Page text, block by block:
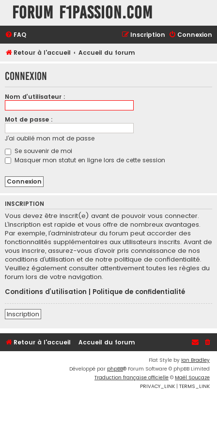
Forum F1Passion.com
FAQ Connexion
Inscription
Retour à l'accueil Accueil du forum
Connexion
Nom d’utilisateur :
Mot de passe :
J’ai oublié mon mot de passe
Se souvenir de moi
Masquer mon statut en ligne lors de cette session
INSCRIPTION
Vous devez être inscrit(e) avant de pouvoir vous connecter.
L’inscription est rapide et vous offre de nombreux avantages.
Par exemple, l’administrateur du forum peut accorder des
fonctionnalités supplémentaires aux utilisateurs inscrits. Avant de
vous inscrire, assurez-vous d’avoir pris connaissance de nos
conditions d’utilisation et de notre politique de confidentialité.
Veuillez également consulter attentivement toutes les règles du
forum lors de votre navigation.
Conditions d’utilisation
Politique de confidentialité
Inscription
Retour à l'accueil Accueil du forum
Flat Style by Ian Bradley
Développé par phpBB® Forum Software © phpBB Limited
Traduction française officielle © Maël Soucaze
PRIVACY_LINK | TERMS_LINK